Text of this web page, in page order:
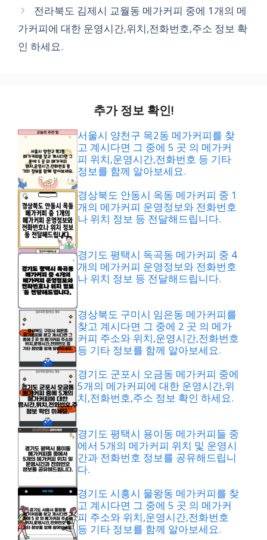
전라북도 김제시 교월동 메가커피 중에 1개의 메
가커피에 대한 운영시간,위치,전화번호,주소 정보 확
인 하세요.
추가 정보 확인!
서울시 양천구 목2동 메가커피를 찾
고 계시다면 그 중에 5 곳 의 메가커
피 위치,운영시간,전화번호 등 기타
정보를 함께 알아보세요.
경상북도 안동시 옥동 메가커피 중 1
개의 메가커피 운영정보와 전화번호
나 위치 정보 등 전달해드립니다.
경기도 평택시 독곡동 메가커피 중 4
개의 메가커피 운영정보와 전화번호
나 위치 정보 등 전달해드립니다.
경상북도 구미시 임은동 메가커피를
찾고 계시다면 그 중에 2 곳 의 메가
커피 주소와 위치,운영시간,전화번호
등 기타 정보를 함께 알아보세요.
경기도 군포시 오금동 메가커피 중에
5개의 메가커피에 대한 운영시간,위
치,전화번호,주소 정보 확인 하세요.
경기도 평택시 용이동 메가커피들 중
에서 5개의 메가커피 위치 및 운영시
간과 전화번호 정보를 공유해드립니
다.
경기도 시흥시 물왕동 메가커피를 찾
고 계시다면 그 중에 5 곳 의 메가커
피 주소와 위치,운영시간,전화번호
등 기타 정보를 함께 알아보세요.